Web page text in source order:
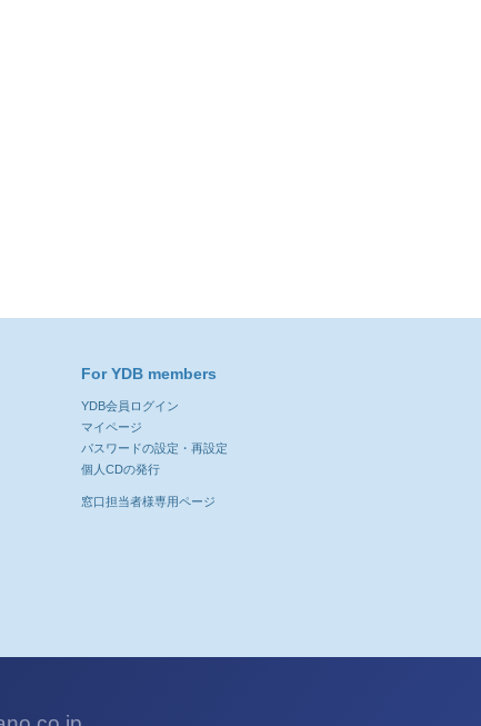
For YDB members
YDB会員ログイン
マイページ
パスワードの設定・再設定
個人CDの発行
窓口担当者様専用ページ